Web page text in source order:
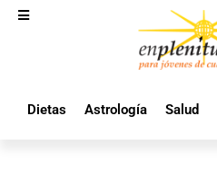
Dietas Astrología Salud